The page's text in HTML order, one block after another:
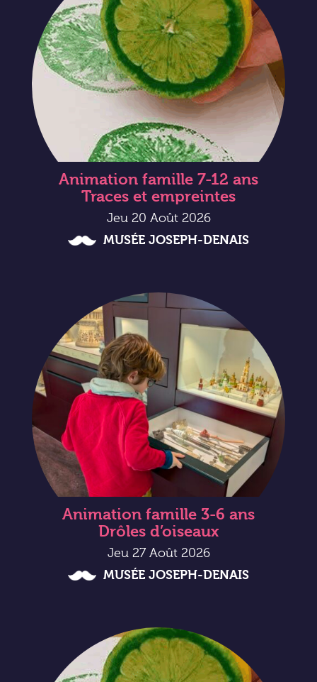
Animation famille 7-12 ans
Traces et empreintes
Jeu 20 Août 2026
MUSÉE JOSEPH-DENAIS
Animation famille 3-6 ans
Drôles d’oiseaux
Jeu 27 Août 2026
MUSÉE JOSEPH-DENAIS